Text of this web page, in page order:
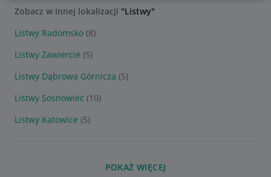
Zobacz w innej lokalizacji "Listwy"
Listwy Radomsko (8)
Listwy Zawiercie (5)
Listwy Dąbrowa Górnicza (5)
Listwy Sosnowiec (10)
Listwy Katowice (5)
POKAŻ WIĘCEJ